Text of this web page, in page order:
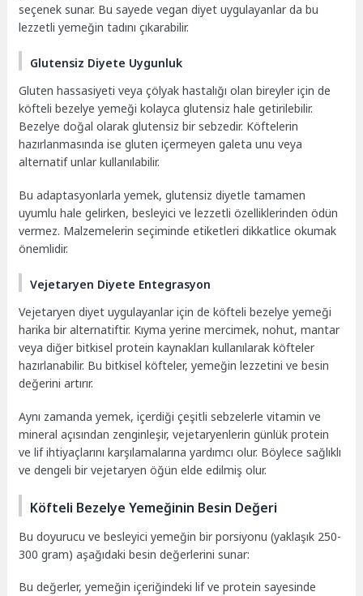
seçenek sunar. Bu sayede vegan diyet uygulayanlar da bu
lezzetli yemeğin tadını çıkarabilir.
Glutensiz Diyete Uygunluk
Gluten hassasiyeti veya çölyak hastalığı olan bireyler için de
köfteli bezelye yemeği kolayca glutensiz hale getirilebilir.
Bezelye doğal olarak glutensiz bir sebzedir. Köftelerin
hazırlanmasında ise gluten içermeyen galeta unu veya
alternatif unlar kullanılabilir.
Bu adaptasyonlarla yemek, glutensiz diyetle tamamen
uyumlu hale gelirken, besleyici ve lezzetli özelliklerinden ödün
vermez. Malzemelerin seçiminde etiketleri dikkatlice okumak
önemlidir.
Vejetaryen Diyete Entegrasyon
Vejetaryen diyet uygulayanlar için de köfteli bezelye yemeği
harika bir alternatiftir. Kıyma yerine mercimek, nohut, mantar
veya diğer bitkisel protein kaynakları kullanılarak köfteler
hazırlanabilir. Bu bitkisel köfteler, yemeğin lezzetini ve besin
değerini artırır.
Aynı zamanda yemek, içerdiği çeşitli sebzelerle vitamin ve
mineral açısından zenginleşir, vejetaryenlerin günlük protein
ve lif ihtiyaçlarını karşılamalarına yardımcı olur. Böylece sağlıklı
ve dengeli bir vejetaryen öğün elde edilmiş olur.
Köfteli Bezelye Yemeğinin Besin Değeri
Bu doyurucu ve besleyici yemeğin bir porsiyonu (yaklaşık 250-
300 gram) aşağıdaki besin değerlerini sunar:
Bu değerler, yemeğin içeriğindeki lif ve protein sayesinde